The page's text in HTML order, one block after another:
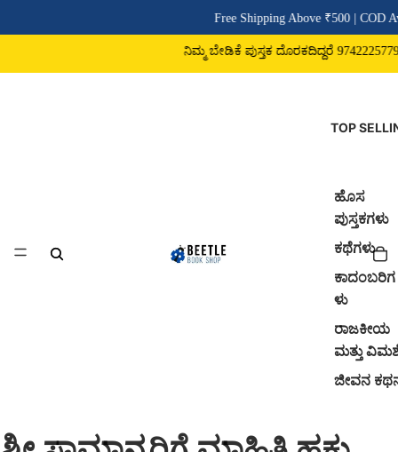
Free Shipping Above ₹500 | COD
ನಿಮ್ಮ ಬೇಡಿಕೆ ಪುಸ್ತಕ ದೊರಕದಿದ್ದರೆ
TOP
ಹೊಸ
ಪುಸ್ತಕಗಳು
ಕಥೆಗಳು
ಕಾದಂಬರಿಗ
ಳು
ರಾಜಕೀಯ
ಮತ್ತು
ಜೀವನ